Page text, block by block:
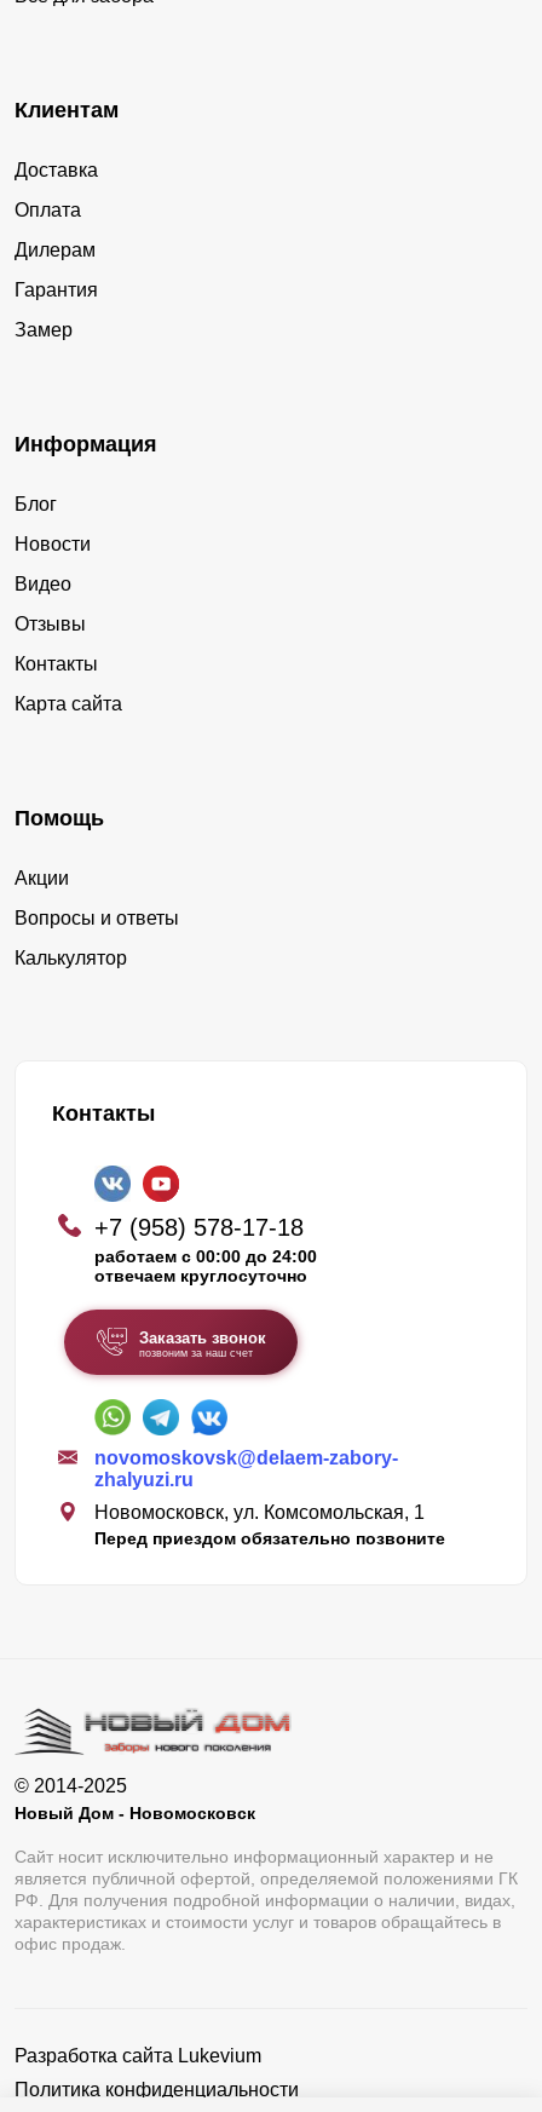
Клиентам
Доставка
Оплата
Дилерам
Гарантия
Замер
Информация
Блог
Новости
Видео
Отзывы
Контакты
Карта сайта
Помощь
Акции
Вопросы и ответы
Калькулятор
Контакты
+7 (958) 578-17-18
работаем с 00:00 до 24:00
отвечаем круглосуточно
Заказать звонок
позвоним за наш счет
novomoskovsk@delaem-zabory-
zhalyuzi.ru
Новомосковск, ул. Комсомольская, 1
Перед приездом обязательно позвоните
© 2014-2025
Новый Дом - Новомосковск
Сайт носит исключительно информационный характер и не
является публичной офертой, определяемой положениями ГК
РФ. Для получения подробной информации о наличии, видах,
характеристиках и стоимости услуг и товаров обращайтесь в
офис продаж.
Разработка сайта Lukevium
Политика конфиденциальности